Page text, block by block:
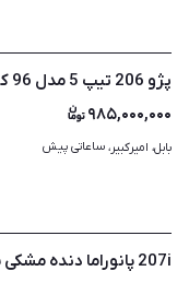
پژو 206 تیپ 5 مدل 96 کم کارکرد کارمندی
۹۸۵,۰۰۰,۰۰۰
بابل، امیرکبیر، ساعاتی پیش
207i پانوراما دنده مشکی با رینگ صفر خشک